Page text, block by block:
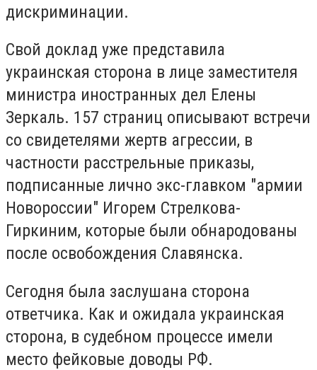
дискриминации.
Свой доклад уже представила
украинская сторона в лице заместителя
министра иностранных дел Елены
Зеркаль. 157 страниц описывают встречи
со свидетелями жертв агрессии, в
частности расстрельные приказы,
подписанные лично экс-главком "армии
Новороссии" Игорем Стрелкова-
Гиркиним, которые были обнародованы
после освобождения Славянска.
Сегодня была заслушана сторона
ответчика. Как и ожидала украинская
сторона, в судебном процессе имели
место фейковые доводы РФ.